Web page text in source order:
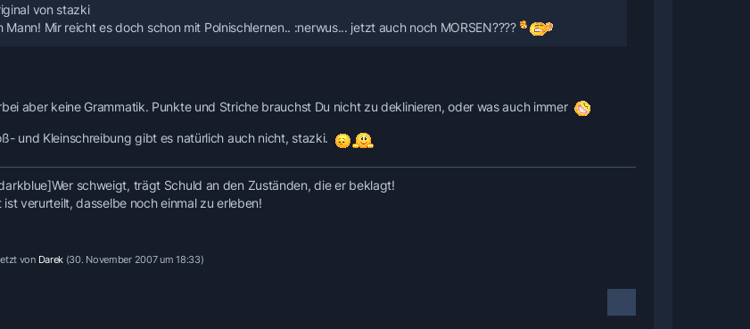
von stazki
Mann! Mir reicht es doch schon mit Polnischlernen.. :nerwus... jetzt auch noch MORSEN????
aber keine Grammatik. Punkte und Striche brauchst Du nicht zu deklinieren, oder was auch immer
und Kleinschreibung gibt es natürlich auch nicht, stazki.
schweigt, trägt Schuld an den Zuständen, die er beklagt!
verurteilt, dasselbe noch einmal zu erleben!
von Darek (30. November 2007 um 18:33)